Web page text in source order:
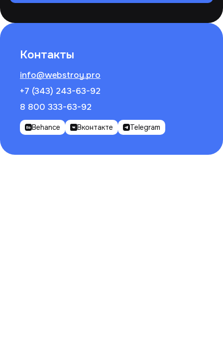
Контакты
info@webstroy.pro
+7 (343) 243-63-92
8 800 333-63-92
Behance Вконтакте Telegram